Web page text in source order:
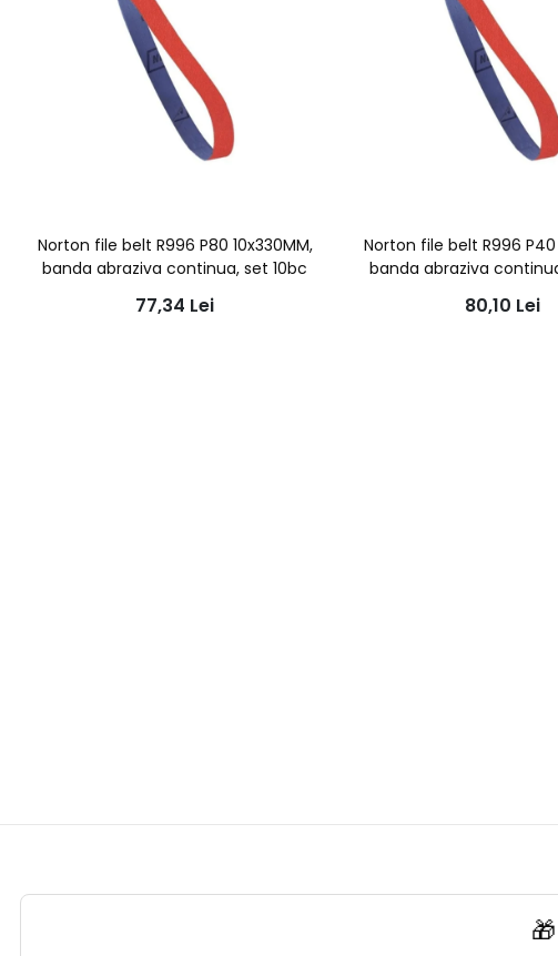
Norton file belt R996 P80 10x330MM,
banda abraziva continua, set 10bc
77,34 Lei
Norton file belt R996 P40
banda abraziva
80,10 Lei